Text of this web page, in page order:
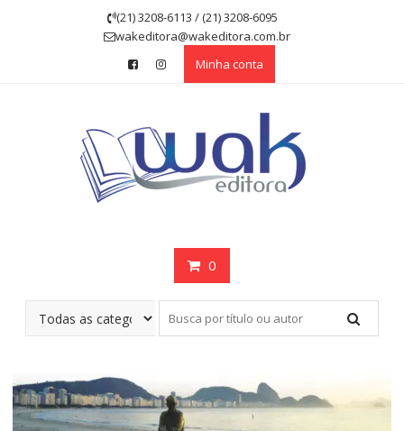
(21) 3208-6113 / (21) 3208-6095
wakeditora@wakeditora.com.br
Minha conta
0